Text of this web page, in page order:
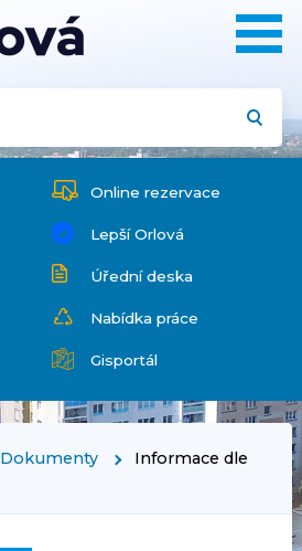
Online rezervace
Lepší Orlová
Úřední deska
Nabídka práce
Gisportál
Dokumenty
Informace dle